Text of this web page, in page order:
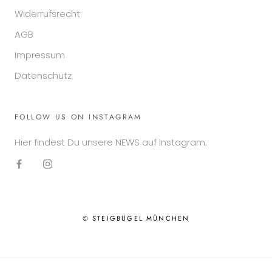
Widerrufsrecht
AGB
Impressum
Datenschutz
FOLLOW US ON INSTAGRAM
Hier findest Du unsere NEWS auf Instagram.
© STEIGBÜGEL MÜNCHEN